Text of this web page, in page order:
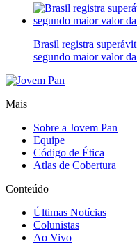
Brasil registra
segundo maior valor
Mais
Sobre a Jovem Pan
Equipe
Código de Ética
Atlas de Cobertura
Conteúdo
Últimas Notícias
Colunistas
Ao Vivo